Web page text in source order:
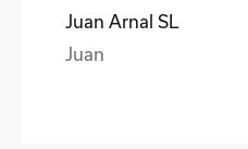
Juan Arnal SL
Juan